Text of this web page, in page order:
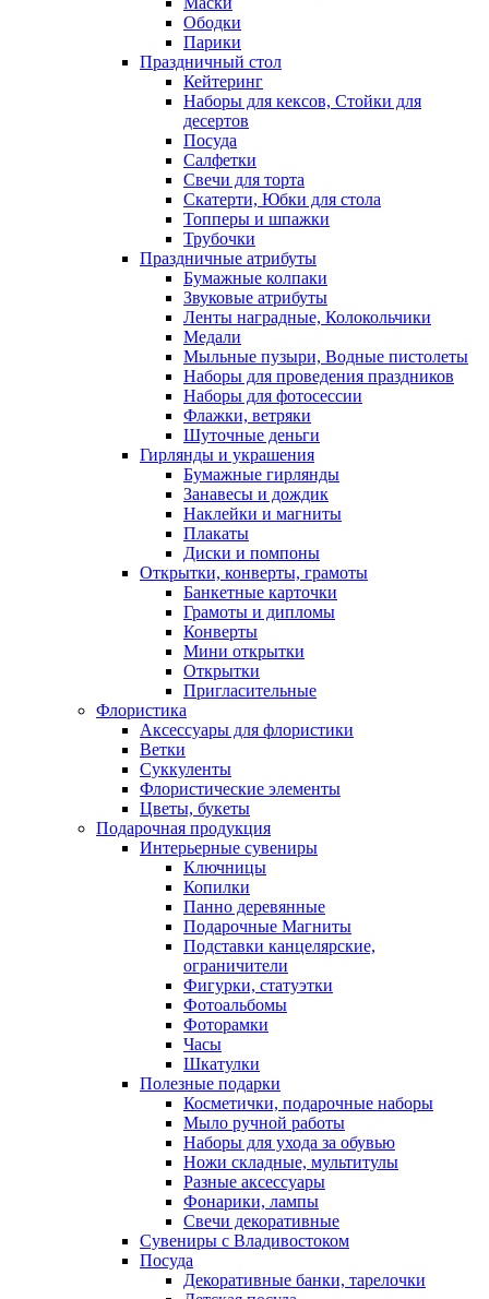
Ободки
Парики
Праздничный стол
Кейтеринг
Наборы для кексов, Стойки для
десертов
Посуда
Салфетки
Свечи для торта
Скатерти, Юбки для стола
Топперы и шпажки
Трубочки
Праздничные атрибуты
Бумажные колпаки
Звуковые атрибуты
Ленты наградные, Колокольчики
Медали
Мыльные пузыри, Водные пистолеты
Наборы для проведения праздников
Наборы для фотосессии
Флажки, ветряки
Шуточные деньги
Гирлянды и украшения
Бумажные гирлянды
Занавесы и дождик
Наклейки и магниты
Плакаты
Диски и помпоны
Открытки, конверты, грамоты
Банкетные карточки
Грамоты и дипломы
Конверты
Мини открытки
Открытки
Пригласительные
Флористика
Аксессуары для флористики
Ветки
Суккуленты
Флористические элементы
Цветы, букеты
Подарочная продукция
Интерьерные сувениры
Ключницы
Копилки
Панно деревянные
Подарочные Магниты
Подставки канцелярские,
ограничители
Фигурки, статуэтки
Фотоальбомы
Фоторамки
Часы
Шкатулки
Полезные подарки
Косметички, подарочные наборы
Мыло ручной работы
Наборы для ухода за обувью
Ножи складные, мультитулы
Разные аксессуары
Фонарики, лампы
Свечи декоративные
Сувениры с Владивостоком
Посуда
Декоративные банки, тарелочки